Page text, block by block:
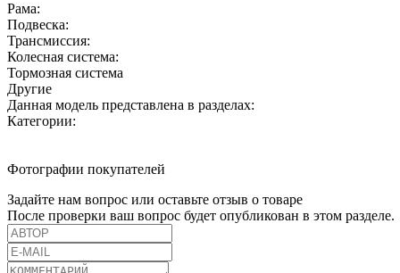
Рама:
Подвеска:
Трансмиссия:
Колесная система:
Тормозная система
Другие
Данная модель представлена в разделах:
Категории:
Фотографии покупателей
Задайте нам вопрос или оставьте отзыв о товаре
После проверки ваш вопрос будет опубликован в этом разделе.